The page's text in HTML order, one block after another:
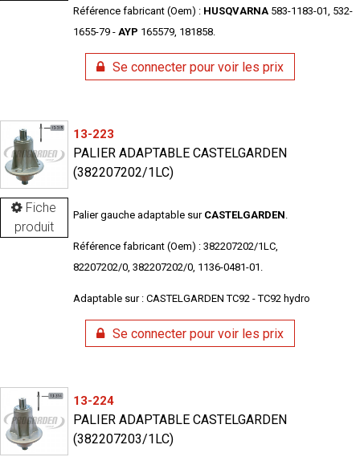
Référence fabricant (Oem) : HUSQVARNA583-1183-01, 532-
1655-79 - AYP 165579, 181858.
Se connecter pour voir les prix
Fiche
produit
13-223
PALIER ADAPTABLE CASTELGARDEN
(382207202/1LC)
Palier gauche adaptable sur CASTELGARDEN.
Référence fabricant (Oem) : 382207202/1LC,
82207202/0, 382207202/0, 1136-0481-01.
Adaptable sur : CASTELGARDEN TC92 - TC92 hydro
Se connecter pour voir les prix
13-224
PALIER ADAPTABLE CASTELGARDEN
(382207203/1LC)